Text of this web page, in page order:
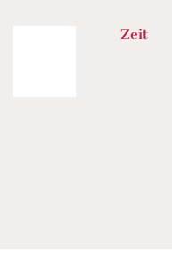
Zeit